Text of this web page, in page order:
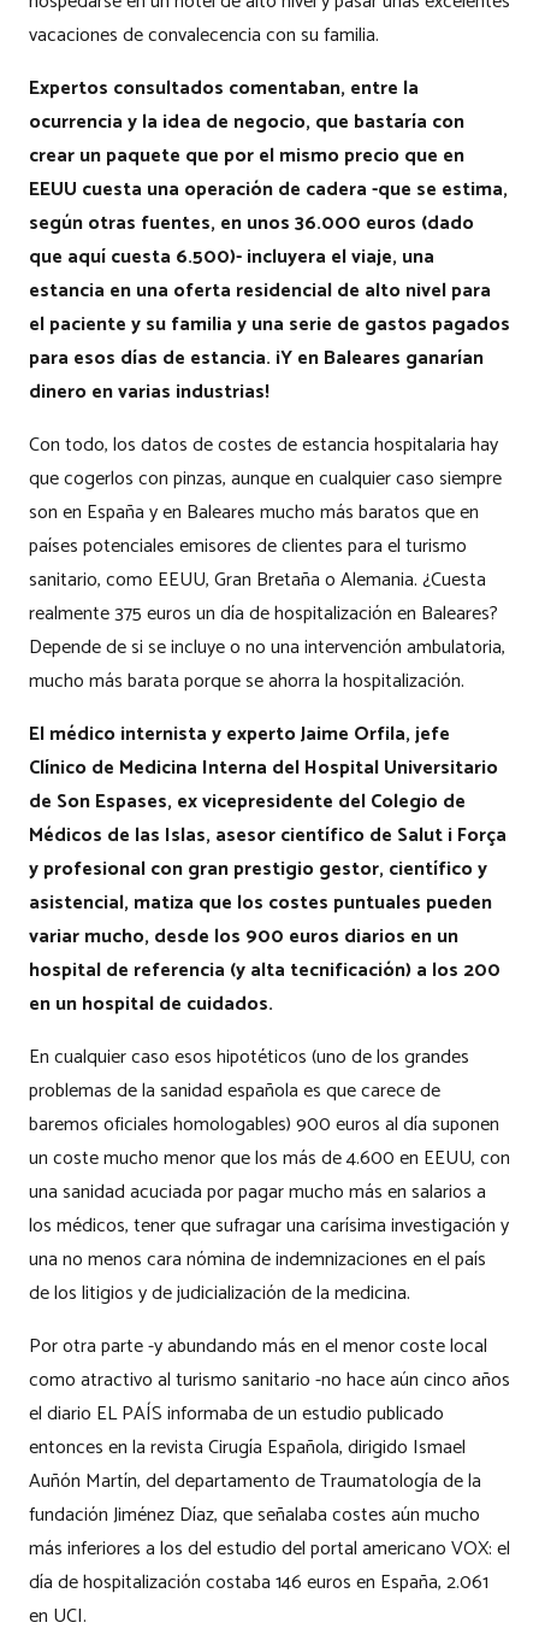
vacaciones de convalecencia con su familia.
Expertos consultados comentaban, entre la
ocurrencia y la idea de negocio, que bastaría con
crear un paquete que por el mismo precio que en
EEUU cuesta una operación de cadera -que se estima,
según otras fuentes, en unos 36.000 euros (dado
que aquí cuesta 6.500)- incluyera el viaje, una
estancia en una oferta residencial de alto nivel para
el paciente y su familia y una serie de gastos pagados
para esos días de estancia. ¡Y en Baleares ganarían
dinero en varias industrias!
Con todo, los datos de costes de estancia hospitalaria hay
que cogerlos con pinzas, aunque en cualquier caso siempre
son en España y en Baleares mucho más baratos que en
países potenciales emisores de clientes para el turismo
sanitario, como EEUU, Gran Bretaña o Alemania. ¿Cuesta
realmente 375 euros un día de hospitalización en Baleares?
Depende de si se incluye o no una intervención ambulatoria,
mucho más barata porque se ahorra la hospitalización.
El médico internista y experto Jaime Orfila, jefe
Clínico de Medicina Interna del Hospital Universitario
de Son Espases, ex vicepresidente del Colegio de
Médicos de las Islas, asesor científico de Salut i Força
y profesional con gran prestigio gestor, científico y
asistencial, matiza que los costes puntuales pueden
variar mucho, desde los 900 euros diarios en un
hospital de referencia (y alta tecnificación) a los 200
en un hospital de cuidados.
En cualquier caso esos hipotéticos (uno de los grandes
problemas de la sanidad española es que carece de
baremos oficiales homologables) 900 euros al día suponen
un coste mucho menor que los más de 4.600 en EEUU, con
una sanidad acuciada por pagar mucho más en salarios a
los médicos, tener que sufragar una carísima investigación y
una no menos cara nómina de indemnizaciones en el país
de los litigios y de judicialización de la medicina.
Por otra parte -y abundando más en el menor coste local
como atractivo al turismo sanitario -no hace aún cinco años
el diario EL PAÍS informaba de un estudio publicado
entonces en la revista Cirugía Española, dirigido Ismael
Auñón Martín, del departamento de Traumatología de la
fundación Jiménez Díaz, que señalaba costes aún mucho
más inferiores a los del estudio del portal americano VOX: el
día de hospitalización costaba 146 euros en España, 2.061
en UCI.